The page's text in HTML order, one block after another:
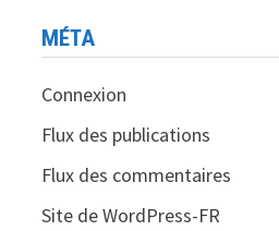
MÉTA
Connexion
Flux des publications
Flux des commentaires
Site de WordPress-FR